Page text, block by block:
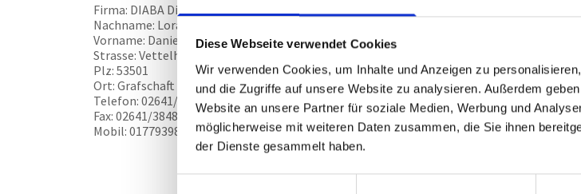
Diese Webseite verwendet Cookies
Wir verwenden Cookies, um Inhalte und Anzeigen zu
und die Zugriffe auf unsere Website zu analysieren. Außerdem
Website an unsere Partner für soziale Medien, Werbung und
möglicherweise mit weiteren Daten zusammen, die Sie ihnen
der Dienste gesammelt haben.
Firma: DIABA Dienstleistungen am Bau
Nachname: Loraff
Vorname: Daniel
Strasse: Vettelhovenerstraße - 110
Plz: 53501
Ort: Grafschaft
Telefon: 02641/3848060
Fax: 02641/3848061
Mobil: 01779398489